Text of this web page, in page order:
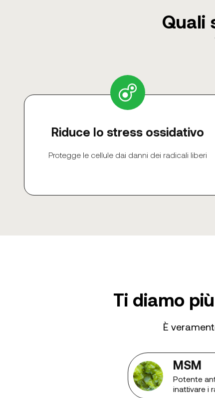
Quali
Riduce lo stress ossidativo
Protegge le cellule dai danni dei radicali liberi
Ti diamo
È
MSM
Potente
inattivare i